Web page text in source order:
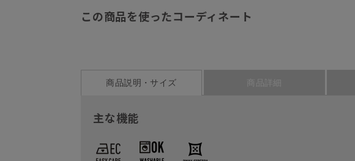
この商品を使ったコーディネート
商品説明・サイズ 商品詳細
主な機能